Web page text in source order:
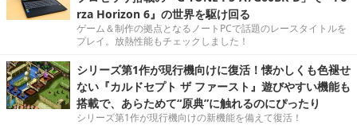
rza Horizon 6』の世界を駆け回る
ゲーム＆制作の拠点となるノートPCで話題のレースタイトルを
プレイ。放熱性能もチェックしました！
シリーズ第1作が現行機向けに復活！懐かしくも色褪せ
ない『カルドセプト ザ ファースト』遊びやすい機能も
搭載で、あらためて“原典”に触れるのにぴったり
シリーズ第1作が現行機向けの新機能を備えて復活！